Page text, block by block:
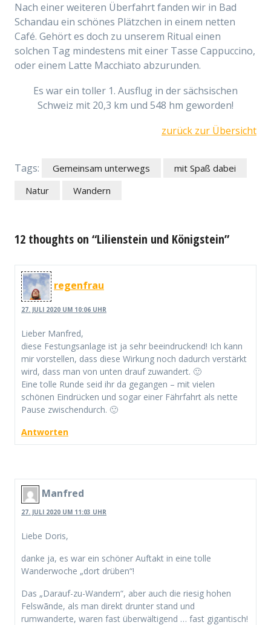
Nach einer weiteren Überfahrt fanden wir in Bad
Schandau ein schönes Plätzchen in einem netten
Café. Gehört es doch zu unserem Ritual einen
solchen Tag mindestens mit einer Tasse Cappuccino,
oder einem Latte Macchiato abzurunden.
Es war ein toller 1. Ausflug in der sächsischen
Schweiz mit 20,3 km und 548 hm geworden!
zurück zur Übersicht
Tags: Gemeinsam unterwegs
mit Spaß dabei
Natur
Wandern
12 thoughts on “Lilienstein und Königstein”
regenfrau
27. JULI 2020 UM 10:06 UHR
Lieber Manfred,
diese Festungsanlage ist ja sehr beeindruckend! Ich kann
mir vorstellen, dass diese Wirkung noch dadurch verstärkt
wird, dass man von unten drauf zuwandert. 🙂
Eine tolle Runde seid ihr da gegangen – mit vielen
schönen Eindrücken und sogar einer Fährfahrt als nette
Pause zwischendurch. 🙂
Antworten
Manfred
27. JULI 2020 UM 11:03 UHR
Liebe Doris,
danke ja, es war ein schöner Auftakt in eine tolle
Wanderwoche „dort drüben“!
Das „Darauf-zu-Wandern“, aber auch die riesig hohen
Felswãnde, als man direkt drunter stand und
rumwanderte, waren fast überwältigend … fast gigantisch!